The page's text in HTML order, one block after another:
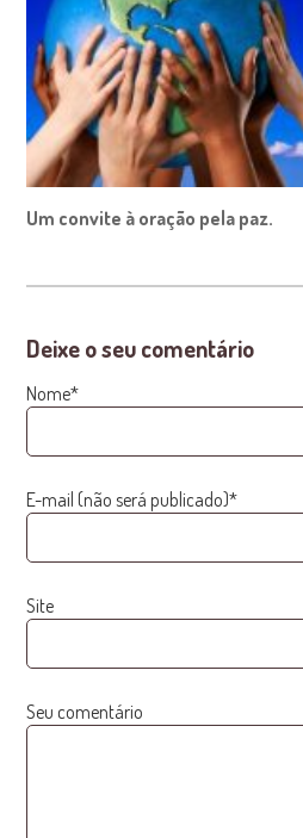
Um convite à oração pela paz.
Deixe o seu comentário
Nome*
E-mail (não será publicado)*
Site
Seu comentário